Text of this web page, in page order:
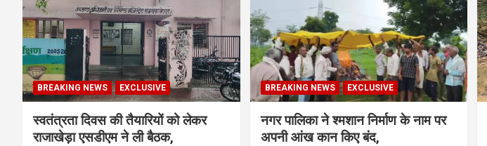
BREAKING NEWS EXCLUSIVE
स्वतंत्रता दिवस की तैयारियों को लेकर
राजाखेड़ा एसडीएम ने ली बैठक,
BREAKING NEWS EXCLUSIVE
नगर पालिका ने श्मशान निर्माण के नाम पर
अपनी आंख कान किए बंद,